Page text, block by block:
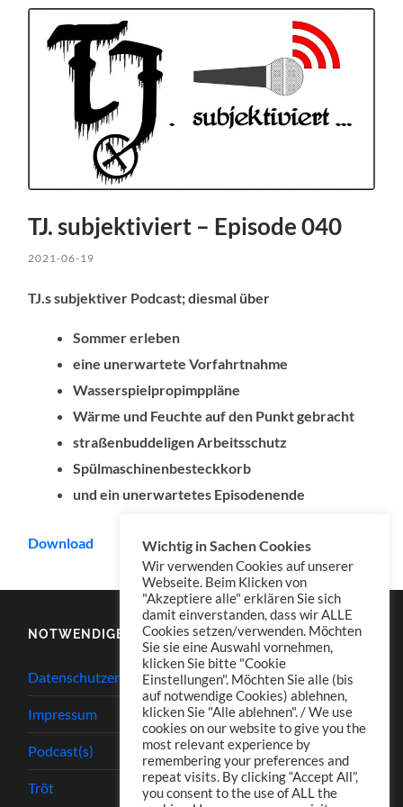
TJ. subjektiviert – Episode 040
2021-06-19
TJ.s subjektiver Podcast; diesmal über
Sommer erleben
eine unerwartete Vorfahrtnahme
Wasserspielpropimppläne
Wärme und Feuchte auf den Punkt gebracht
straßenbuddeligen Arbeitsschutz
Spülmaschinenbesteckkorb
und ein unerwartetes Episodenende
Download
NOTWENDIGES
Datenschutzerklärung
Impressum
Podcast(s)
Tröt
Wichtig in Sachen Cookies
Wir verwenden Cookies auf unserer
Webseite. Beim Klicken von
"Akzeptiere alle" erklären Sie sich
damit einverstanden, dass wir ALLE
Cookies setzen/verwenden. Möchten
Sie sie eine Auswahl vornehmen,
klicken Sie bitte "Cookie
Einstellungen". Möchten Sie alle (bis
auf notwendige Cookies) ablehnen,
klicken Sie "Alle ablehnen". / We use
cookies on our website to give you the
most relevant experience by
remembering your preferences and
repeat visits. By clicking “Accept All”,
you consent to the use of ALL the